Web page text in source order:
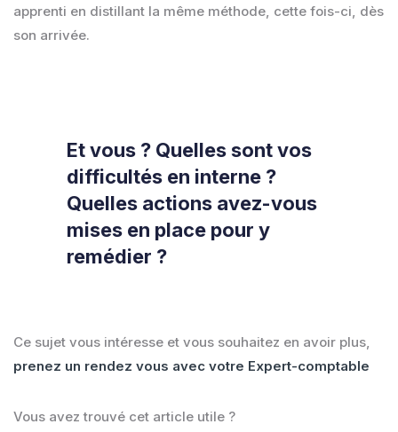
apprenti en distillant la même méthode, cette fois-ci, dès
son arrivée.
Et vous ? Quelles sont vos
difficultés en interne ?
Quelles actions avez-vous
mises en place pour y
remédier ?
Ce sujet vous intéresse et vous souhaitez en avoir plus,
prenez un rendez vous avec votre Expert-comptable
Vous avez trouvé cet article utile ?